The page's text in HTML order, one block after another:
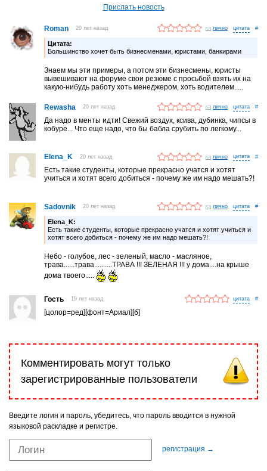
Прислать новость
Roman 20 лет назад лично #
Цитата:
Большинство хочет быть бизнесменами, юристами, банкирами
Знаем мы эти примеры, а потом эти бизнесмены, юристы
вывешивают на форуме свои резюме с просьбой взять их на
какую-нибудь работу хоть менеджером, хоть водителем.....
Rewasha 20 лет назад лично #
Да надо в менты идти! Свежий воздух, ксива, дубинка, чипсы в
кобуре... Что еще надо, что бы бабла срубить по легкому...
Elena_K 20 лет назад лично #
Есть такие студенты, которые прекрасно учатся и хотят
учиться и хотят всего добиться - почему же им надо мешать?!
Sadovnik 20 лет назад лично #
Elena_K:
Есть такие студенты, которые прекрасно учатся и хотят учиться и
хотят всего добиться - почему же им надо мешать?!
Небо - голубое, лес - зеленый, масло - масляное,
трава......трава..........ТРАВА !!! ЗЕЛЕНАЯ !!! у дома....на крыше
дома твоего.....
Гость 19 лет назад #
[цолор=ред][фонт=Ариал][б]
Комментировать могут только
зарегистрированные пользователи
Введите логин и пароль, убедитесь, что пароль вводится в нужной
языковой раскладке и регистре.
регистрация →